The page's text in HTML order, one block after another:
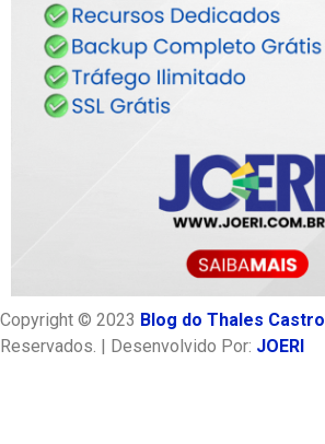
Copyright © 2023 Blog do Thales Castro
Reservados. | Desenvolvido Por: JOERI